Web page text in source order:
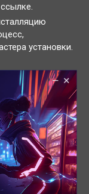
установки.